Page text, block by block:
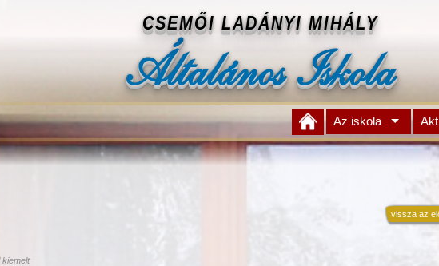
CSEMŐI LADÁNYI MIHÁLY
Általános Iskola
Az iskola
vissza az
kiemelt